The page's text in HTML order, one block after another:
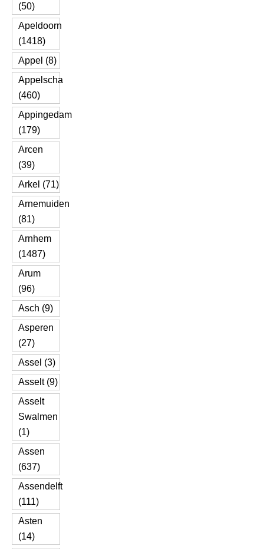
(50)
Apeldoorn
(1418)
Appel (8)
Appelscha
(460)
Appingedam
(179)
Arcen
(39)
Arkel (71)
Arnemuiden
(81)
Arnhem
(1487)
Arum
(96)
Asch (9)
Asperen
(27)
Assel (3)
Asselt (9)
Asselt
Swalmen
(1)
Assen
(637)
Assendelft
(111)
Asten
(14)